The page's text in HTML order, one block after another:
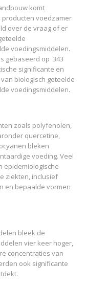
komt
producten voedzamer
over de vraag of er
voedingsmiddelen.
gebaseerd op 343
significante en
biologisch geteelde
voedingsmiddelen.
zoals polyfenolen,
quercetine,
bleken
voeding. Veel
epidemiologische
ziekten, inclusief
en bepaalde vormen
bleek de
vier keer hoger,
concentraties van
ook significante